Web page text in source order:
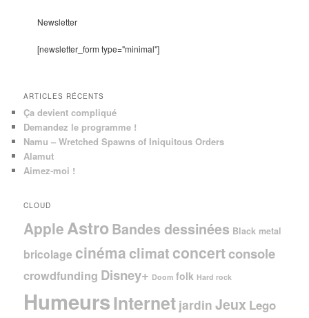
Newsletter
[newsletter_form type="minimal"]
ARTICLES RÉCENTS
Ça devient compliqué
Demandez le programme !
Namu – Wretched Spawns of Iniquitous Orders
Alamut
Aimez-moi !
CLOUD
Apple AstroBandes dessinées Black metal
bricolage cinéma climat concertconsole
crowdfunding Disney+ Doom folk Hard rock
HumeursInternet jardin Jeux Lego